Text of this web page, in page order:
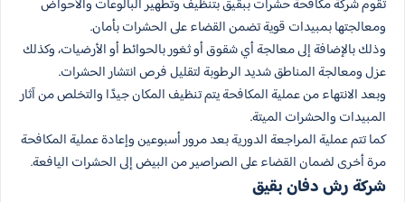
تقوم شركة مكافحة حشرات ببقيق بتنظيف وتطهير البالوعات والأحواض
ومعالجتها بمبيدات قوية تضمن القضاء على الحشرات بأمان.
وذلك بالإضافة إلى معالجة أي شقوق أو ثغور بالحوائط أو الأرضيات، وكذلك
عزل ومعالجة المناطق شديد الرطوبة لتقليل فرص انتشار الحشرات.
وبعد الانتهاء من عملية المكافحة يتم تنظيف المكان جيدًا والتخلص من آثار
المبيدات والحشرات الميتة.
كما تتم عملية المراجعة الدورية بعد مرور أسبوعين وإعادة عملية المكافحة
مرة أخرى لضمان القضاء على الصراصير من البيض إلى الحشرات اليافعة.
شركة رش دفان بقيق